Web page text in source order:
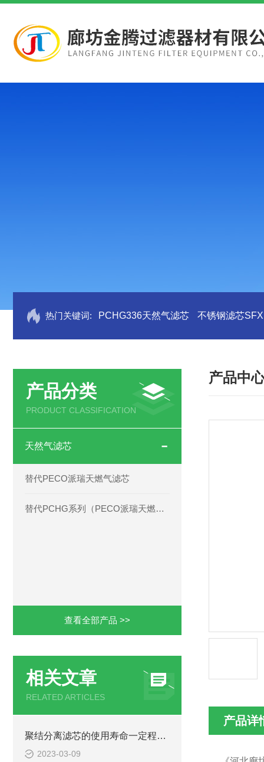
热门关键词: PCHG336天然气滤芯 不锈钢滤芯
产品分类
PRODUCT CLASSIFICATION
天然气滤芯
替代PECO派瑞天燃气滤芯
替代PCHG系列（PECO派瑞天燃气滤芯）
查看全部产品 >>
相关文章
RELATED ARTICLES
聚结分离滤芯的使用寿命一定程度上取决于这些过滤的颗粒物
2023-03-09
产品中
产品详